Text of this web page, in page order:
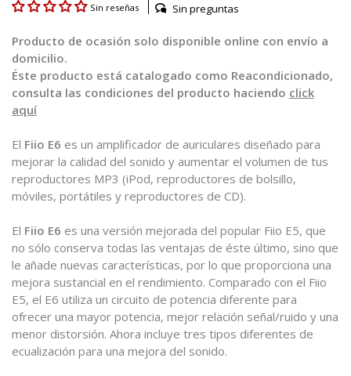
Sin reseñas Sin preguntas
Producto de ocasión solo disponible online con envío a
domicilio.
Éste producto está catalogado como Reacondicionado,
consulta las condiciones del producto haciendo click
aquí
El Fiio E6 es un amplificador de auriculares diseñado para
mejorar la calidad del sonido y aumentar el volumen de tus
reproductores MP3 (iPod, reproductores de bolsillo,
móviles, portátiles y reproductores de CD).
El Fiio E6 es una versión mejorada del popular Fiio E5, que
no sólo conserva todas las ventajas de éste último, sino que
le añade nuevas características, por lo que proporciona una
mejora sustancial en el rendimiento. Comparado con el Fiio
E5, el E6 utiliza un circuito de potencia diferente para
ofrecer una mayor potencia, mejor relación señal/ruido y una
menor distorsión. Ahora incluye tres tipos diferentes de
ecualización para una mejora del sonido.